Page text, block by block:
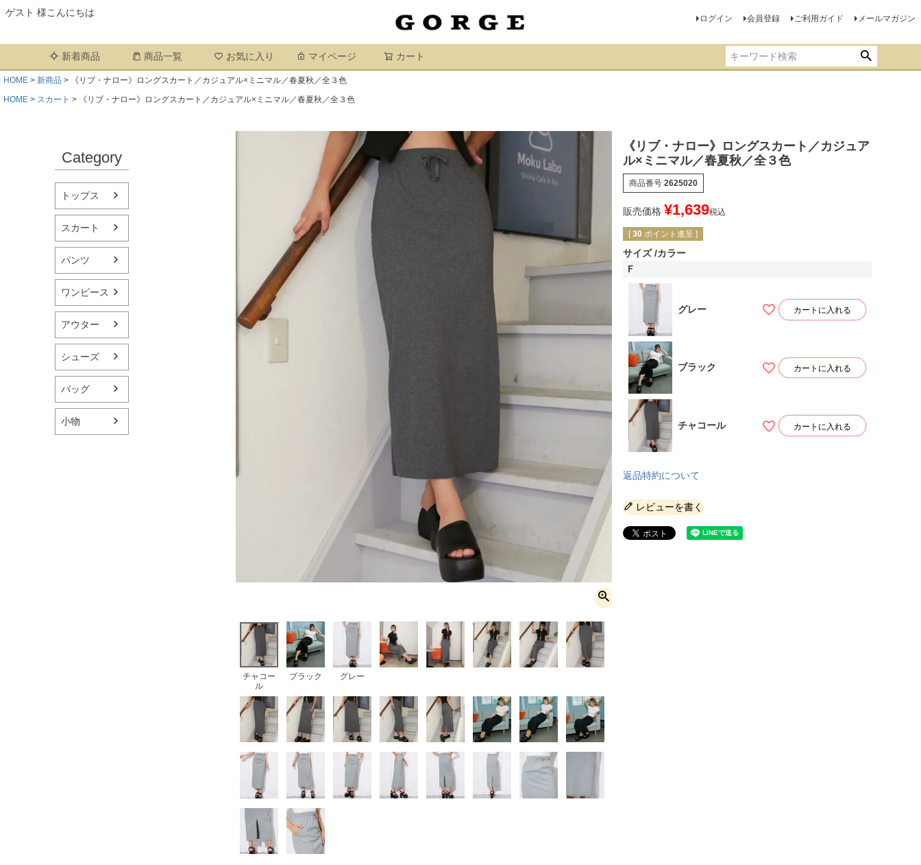
ゲスト 様こんにちは
ログイン 会員登録 ご利用ガイド メールマガジン
新着商品 商品一覧 お気に入り マイページ カート
HOME 新商品
《リブ・ナロー》ロングスカート／カジュアル×ミニマル／春夏秋／全３色
HOME
スカート 《リブ・ナロー》ロングスカート／カジュアル×ミニマル／春夏秋／全３色
Category
トップス
スカート
パンツ
ワンピース
アウター
シューズ
バッグ
小物
チャコー
ル
ブラック グレー
《リブ・ナロー》ロングスカート／カジュア
ル×ミニマル／春夏秋／全３色
商品番号 2625020
販売価格 ¥1,639税込
[ 30 ポイント進呈 ]
サイズ カラー
Ｆ
グレー カートに入れる
ブラック カートに入れる
チャコール カートに入れる
返品特約について
レビューを書く